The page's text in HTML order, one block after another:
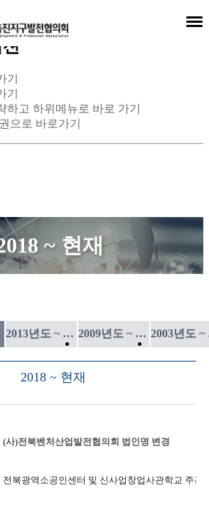
기
기
하고 하위메뉴로 바로 가기
으로 바로가기
~ 현재
2013년도 ~ 2018년도 2009년도 ~ 2013년도
2018 ~ 현재
(사)전북벤처산업발전협의회 법인명 변경
전북광역소공인센터 및 신사업창업사관학교 주관